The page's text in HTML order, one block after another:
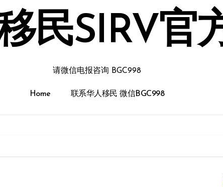
民SIRV官
请微信电报咨询 BGC998
Home 联系华人移民 微信BGC998